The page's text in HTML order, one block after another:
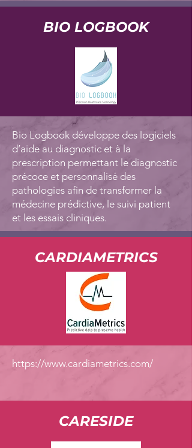
BIO LOGBOOK
Bio Logbook développe des logiciels
d’aide au diagnostic et à la
prescription permettant le diagnostic
précoce et personnalisé des
pathologies afin de transformer la
médecine prédictive, le suivi patient
et les essais cliniques.
CARDIAMETRICS
https://www.cardiametrics.com/
CARESIDE